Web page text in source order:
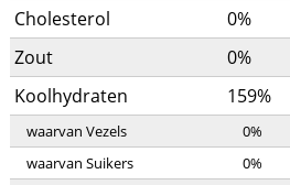
Cholesterol 0%
Zout
0%
Koolhydraten
159%
waarvan Vezels 0%
waarvan Suikers
0%